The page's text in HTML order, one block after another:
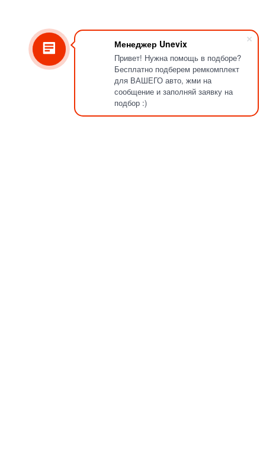
Менеджер Unevix
Привет! Нужна помощь в подборе?
Бесплатно подберем ремкомплект
для ВАШЕГО авто, жми на
сообщение и заполняй заявку на
подбор :)